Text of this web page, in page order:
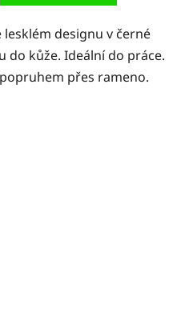
lesklém designu v černé
do kůže. Ideální do práce.
přes rameno.